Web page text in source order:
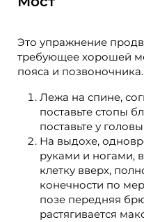
Это упражнение
требующее хорошей
пояса и позвоночника.
Лежа на спине,
поставьте стопы
поставьте у
На выдохе,
руками и ногами,
клетку вверх,
конечности по
позе передняя
растягивается